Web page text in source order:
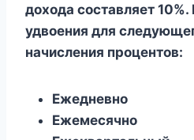
дохода составляет
удвоения для
начисления процентов:
Ежедневно
Ежемесячно